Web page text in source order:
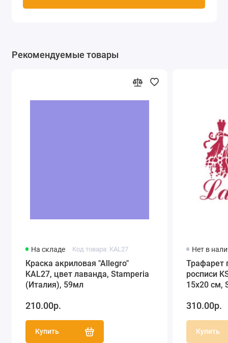
Рекомендуемые товары
На складе Код товара: KAL27
Краска акриловая "Allegro"
KAL27, цвет лаванда, Stamperia
(Италия), 59мл
210.00р.
Купить
Нет в
Трафарет
росписи
15х20 см,
310.00р.
Купить